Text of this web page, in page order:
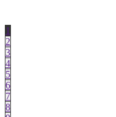
1
2
3
4
5
6
7
8